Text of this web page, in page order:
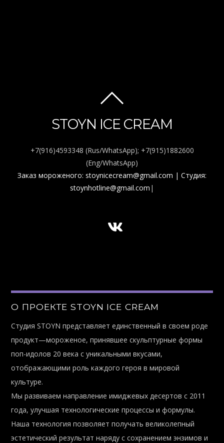
TOP
STOYN ICE CREAM
+7(916)4593348 (Rus/WhatsApp); +7(915)1882600
(Eng/WhatsApp)
Заказ мороженого: stoynicecream@gmail.com | Студия:
stoynhotline@gmail.com |
О ПРОЕКТЕ STOYN ICE CREAM
Студия STOYN представляет единственный в своем роде
продукт—мороженое, принявшее скульптурные формы
поп-идолов 20 века с уникальными вкусами,
отображающими роль каждого героя в мировой
культуре.
Мы развиваем направление имиджевых десертов с 2011
года, улучшая технологические процессы и формулы.
Наша технология позволяет получать великолепный
эстетический результат наряду с сохранением энзимов и